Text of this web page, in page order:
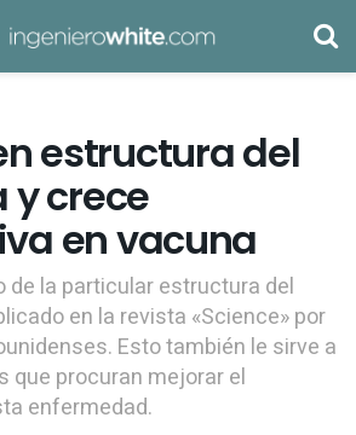
estructura del
y crece
en vacuna
de la particular estructura del
en la revista «Science» por
Esto también le sirve a
que procuran mejorar el
enfermedad.